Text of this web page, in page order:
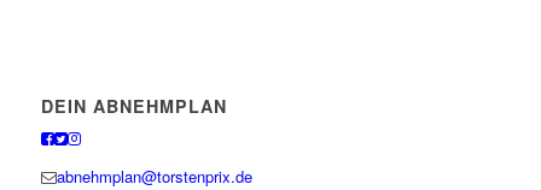
DEIN ABNEHMPLAN
abnehmplan@torstenprix.de